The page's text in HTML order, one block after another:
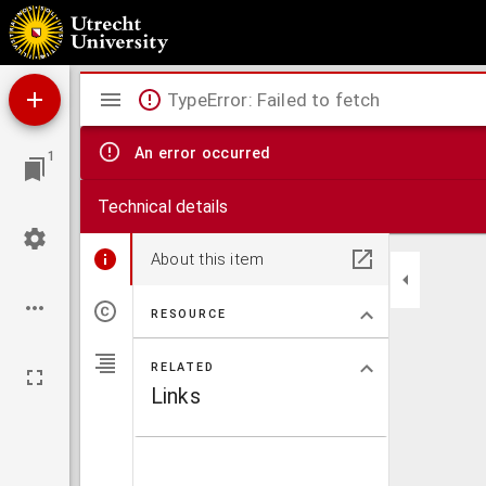
Een vliegend blaadje, gerigt aan HH. predikanten der Hervormde Kerk in Nederland
1
Mirador
viewer
TypeError: Failed to fetch
An error occurred
Technical details
About this item
RESOURCE
RELATED
Links